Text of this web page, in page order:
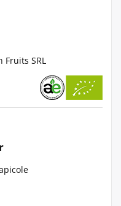
Fruits SRL